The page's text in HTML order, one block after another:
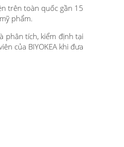
trên toàn quốc gần 15
phẩm.
phân tích, kiểm định tại
của BIYOKEA khi đưa